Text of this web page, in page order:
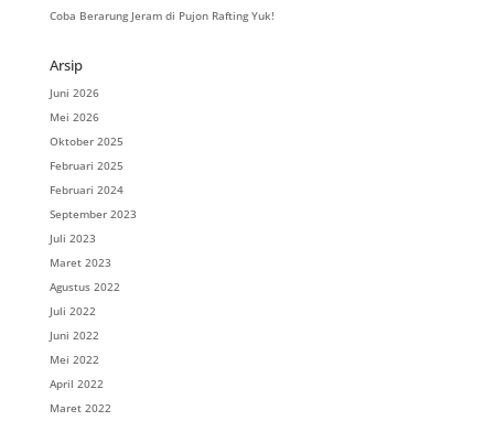
Coba Berarung Jeram di Pujon Rafting Yuk!
Arsip
Juni 2026
Mei 2026
Oktober 2025
Februari 2025
Februari 2024
September 2023
Juli 2023
Maret 2023
Agustus 2022
Juli 2022
Juni 2022
Mei 2022
April 2022
Maret 2022